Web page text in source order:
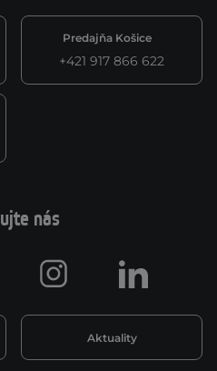
Predajňa Košice
+421 917 866 622
nás
Aktuality
Instagram LinkedIn